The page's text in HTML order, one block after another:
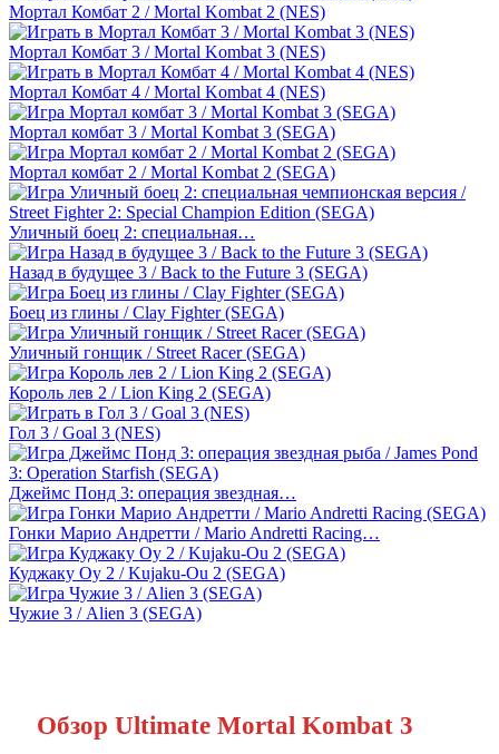
Мортал Комбат 2 / Mortal Kombat 2 (NES)
Мортал Комбат 3 / Mortal Kombat 3 (NES)
Мортал Комбат 4 / Mortal Kombat 4 (NES)
Мортал комбат 3 / Mortal Kombat 3 (SEGA)
Мортал комбат 2 / Mortal Kombat 2 (SEGA)
Уличный боец 2: специальная…
Назад в будущее 3 / Back to the Future 3 (SEGA)
Боец из глины / Clay Fighter (SEGA)
Уличный гонщик / Street Racer (SEGA)
Король лев 2 / Lion King 2 (SEGA)
Гол 3 / Goal 3 (NES)
Джеймс Понд 3: операция звездная…
Гонки Марио Андретти / Mario Andretti Racing…
Куджаку Оу 2 / Kujaku-Ou 2 (SEGA)
Чужие 3 / Alien 3 (SEGA)
Обзор Ultimate Mortal Kombat 3